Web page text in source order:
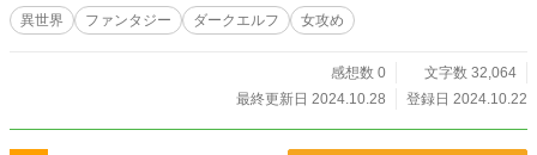
ますか？私と専属契約を結んで頂きたいんです。』 お人好し
なダークエルフ、ベルクと年若いながらも凄腕な薬師の娘が
攻めになります。現在、ダークエルフであるベルク総受けに
なっておりリバは考えておりません。
異世界 ファンタジー ダークエルフ 女攻め
感想数 0
文字数 32,064
最終更新日 2024.10.28
登録日 2024.10.22